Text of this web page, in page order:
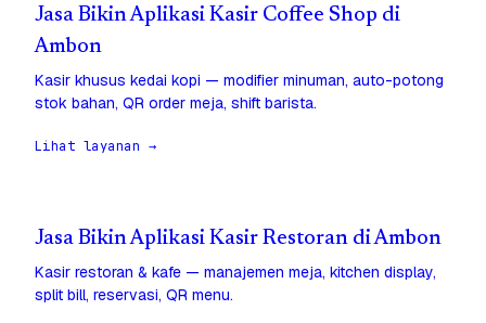
Jasa Bikin Aplikasi Kasir Coffee Shop di
Ambon
Kasir khusus kedai kopi — modifier minuman, auto-potong
stok bahan, QR order meja, shift barista.
Lihat layanan →
Jasa Bikin Aplikasi Kasir Restoran di Ambon
Kasir restoran & kafe — manajemen meja, kitchen display,
split bill, reservasi, QR menu.